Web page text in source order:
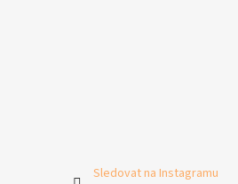
Sledovat na Instagramu